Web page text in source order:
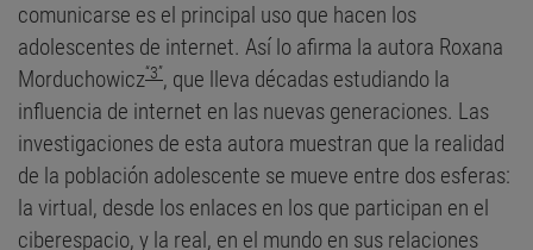
comunicarse es el principal uso que hacen los
adolescentes de internet. Así lo afirma la autora Roxana
Morduchowicz“3”, que lleva décadas estudiando la
influencia de internet en las nuevas generaciones. Las
investigaciones de esta autora muestran que la realidad
de la población adolescente se mueve entre dos esferas:
la virtual, desde los enlaces en los que participan en el
ciberespacio, y la real, en el mundo en sus relaciones